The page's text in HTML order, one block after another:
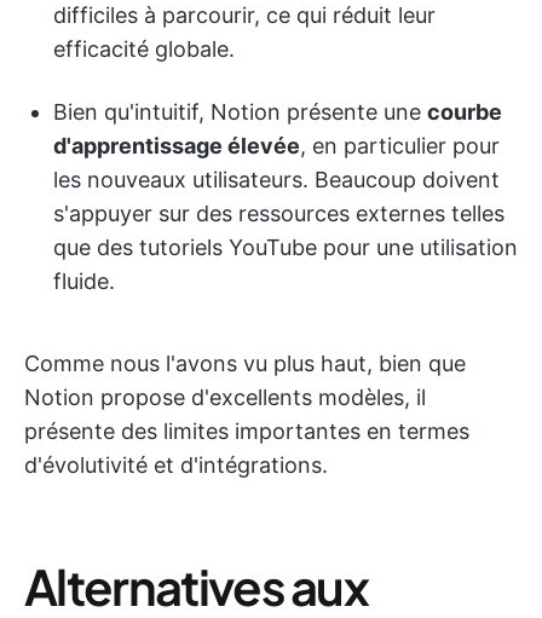
difficiles à parcourir, ce qui réduit leur
efficacité globale.
Bien qu'intuitif, Notion présente une courbe
d'apprentissage élevée, en particulier pour
les nouveaux utilisateurs. Beaucoup doivent
s'appuyer sur des ressources externes telles
que des tutoriels YouTube pour une utilisation
fluide.
Comme nous l'avons vu plus haut, bien que
Notion propose d'excellents modèles, il
présente des limites importantes en termes
d'évolutivité et d'intégrations.
Alternatives aux